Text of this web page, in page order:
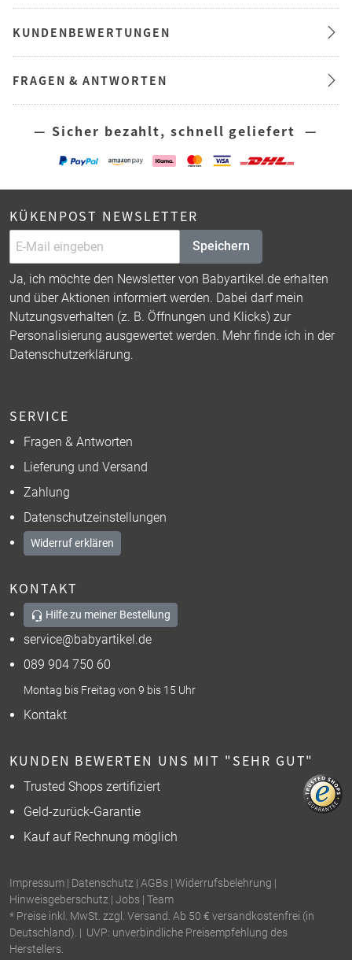
KUNDENBEWERTUNGEN
FRAGEN & ANTWORTEN
— Sicher bezahlt, schnell geliefert —
KÜKENPOST NEWSLETTER
Speichern
Ja, ich möchte den Newsletter von Babyartikel.de erhalten
und über Aktionen informiert werden. Dabei darf mein
Nutzungsverhalten (z. B. Öffnungen und Klicks) zur
Personalisierung ausgewertet werden. Mehr finde ich in der
Datenschutzerklärung.
SERVICE
Fragen & Antworten
Lieferung und Versand
Zahlung
Datenschutzeinstellungen
Widerruf erklären
KONTAKT
Hilfe zu meiner Bestellung
service@babyartikel.de
089 904 750 60
Montag bis Freitag von 9 bis 15 Uhr
Kontakt
KUNDEN BEWERTEN UNS MIT "SEHR GUT"
Trusted Shops zertifiziert
Geld-zurück-Garantie
Kauf auf Rechnung möglich
Impressum | Datenschutz | AGBs | Widerrufsbelehrung |
Hinweisgeberschutz | Jobs | Team
* Preise inkl. MwSt. zzgl. Versand. Ab 50 € versandkostenfrei (in
Deutschland). | UVP: unverbindliche Preisempfehlung des
Herstellers.